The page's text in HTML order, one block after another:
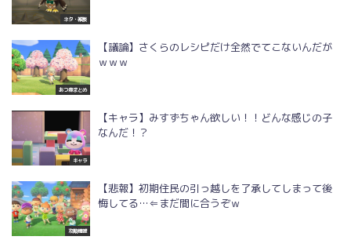
ネタ・雑談
あつ森まとめ
【議論】さくらのレシピだけ全然でてこないんだが
ｗｗｗ
キャラ
【キャラ】みすずちゃん欲しい！！どんな感じの子
なんだ！？
攻略情報
【悲報】初期住民の引っ越しを了承してしまって後
悔してる…⇐まだ間に合うぞｗ